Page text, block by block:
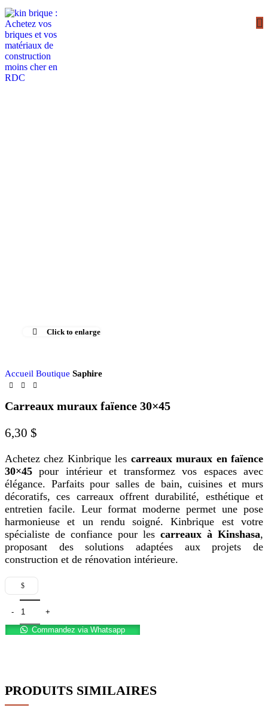
Click to enlarge
Accueil Boutique Saphire
Carreaux muraux faïence 30×45
6,30 $
Achetez chez Kinbrique les carreaux muraux en faïence
30×45 pour intérieur et transformez vos espaces avec
élégance. Parfaits pour salles de bain, cuisines et murs
décoratifs, ces carreaux offrent durabilité, esthétique et
entretien facile. Leur format moderne permet une pose
harmonieuse et un rendu soigné. Kinbrique est votre
spécialiste de confiance pour les carreaux à Kinshasa,
proposant des solutions adaptées aux projets de
construction et de rénovation intérieure.
$
Commandez via Whatsapp
PRODUITS SIMILAIRES